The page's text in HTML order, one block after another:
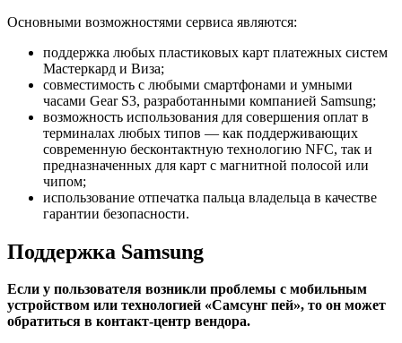
Основными возможностями сервиса являются:
поддержка любых пластиковых карт платежных систем
Мастеркард и Виза;
совместимость с любыми смартфонами и умными
часами Gear S3, разработанными компанией Samsung;
возможность использования для совершения оплат в
терминалах любых типов ― как поддерживающих
современную бесконтактную технологию NFC, так и
предназначенных для карт с магнитной полосой или
чипом;
использование отпечатка пальца владельца в качестве
гарантии безопасности.
Поддержка Samsung
Если у пользователя возникли проблемы с мобильным
устройством или технологией «Самсунг пей», то он может
обратиться в контакт-центр вендора.